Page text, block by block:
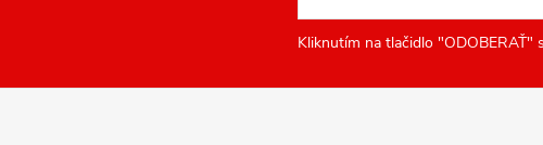
Kliknutím na tlačidlo "ODOBERAŤ"